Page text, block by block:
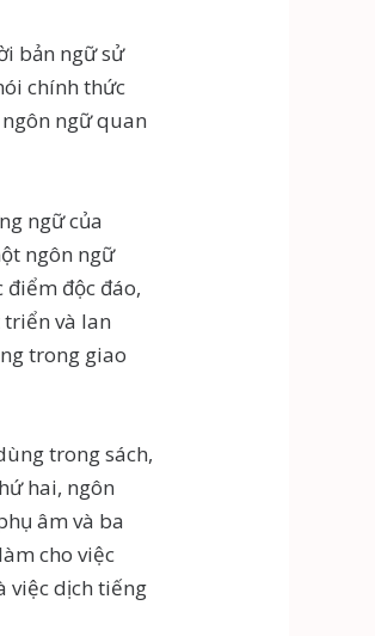
bản ngữ sử
chính thức
ngữ quan
ngữ của
ngôn ngữ
điểm độc đáo,
và lan
trong giao
trong sách,
hai, ngôn
âm và ba
cho việc
việc dịch tiếng